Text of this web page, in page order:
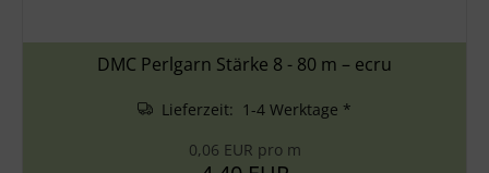
DMC Perlgarn Stärke 8 - 80 m – ecru
Lieferzeit: 1-4 Werktage *
0,06 EUR pro m